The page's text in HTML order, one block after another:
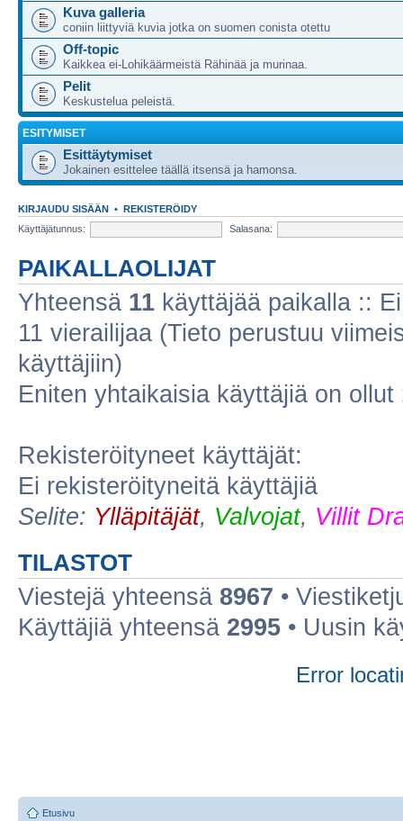
Kuva galleria
coniin liittyviä kuvia jotka on suomen conista otettu
Off-topic
Kaikkea ei-Lohikäärmeistä Rähinää ja murinaa.
Pelit
Keskustelua peleistä.
ESITYMISET
Esittäytymiset
Jokainen esittelee täällä itsensä ja hamonsa.
KIRJAUDU SISÄÄN • REKISTERÖIDY
Käyttäjätunnus:
Salasana:
PAIKALLAOLIJAT
Yhteensä 11 käyttäjää paikalla ::
11 vierailijaa (Tieto perustuu
käyttäjiin)
Eniten yhtaikaisia käyttäjiä on ollut
Rekisteröityneet käyttäjät:
Ei rekisteröityneitä käyttäjiä
Selite: Ylläpitäjät, Valvojat, Villit
TILASTOT
Viestejä yhteensä 8967 •
Käyttäjiä yhteensä 2995 • Uusin
Error
Etusivu